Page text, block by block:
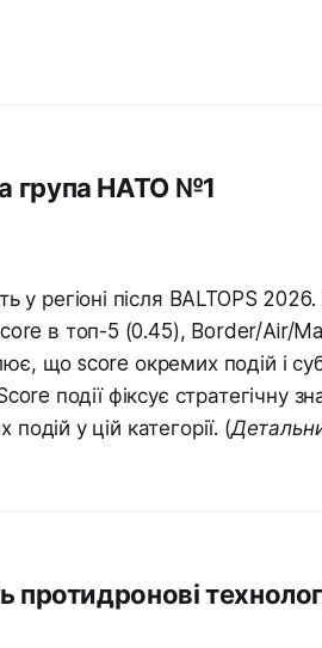
група НАТО №1
у регіоні після BALTOPS
в топ-5 (0.45), Border/Air/
що score окремих подій і
події фіксує стратегічну
у цій категорії.
протидронові